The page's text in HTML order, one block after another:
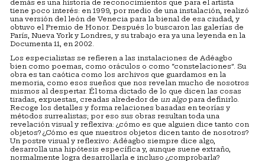
demás es una historia de reconocimientos que para el artista
tiene poco interés: en 1999, por medio de una instalación, realizó
una versión del león de Venecia para la bienal de esa ciudad, y
obtuvo el Premio de Honor. Después lo buscaron las galerías de
París, Nueva York y Londres, y su trabajo era ya una leyenda en la
Documenta 11, en 2002.
Los especialistas se refieren a las instalaciones de Adéagbo
bien como poemas, como oráculos o como “constelaciones”. Su
obra es tan caótica como los archivos que guardamos en la
memoria, como esos sueños que nos revelan mucho de nosotros
mismos al despertar. Él toma dictado de lo que dicen las cosas
tiradas, expuestas, creadas alrededor de un algo para definirlo.
Recoge los detalles y forma relaciones basadas en teorías y
métodos surrealistas; por eso sus obras resultan toda una
revelación visual y reflexiva: ¿cómo es que alguien dice tanto con
objetos? ¿Cómo es que nuestros objetos dicen tanto de nosotros?
Un postre visual y reflexivo: Adéagbo siempre dice algo,
desarrolla una hipótesis específica y, aunque suene extraño,
normalmente logra desarrollarla e incluso ¿comprobarla?